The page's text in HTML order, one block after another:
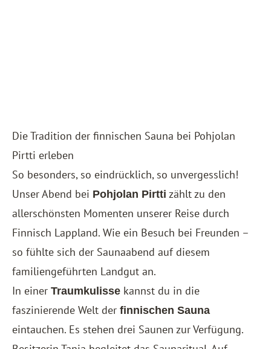
Die Tradition der finnischen Sauna bei Pohjolan
Pirtti erleben
So besonders, so eindrücklich, so unvergesslich!
Unser Abend bei Pohjolan Pirtti zählt zu den
allerschönsten Momenten unserer Reise durch
Finnisch Lappland. Wie ein Besuch bei Freunden –
so fühlte sich der Saunaabend auf diesem
familiengeführten Landgut an.
In einer Traumkulisse kannst du in die
faszinierende Welt der finnischen Sauna
eintauchen. Es stehen drei Saunen zur Verfügung.